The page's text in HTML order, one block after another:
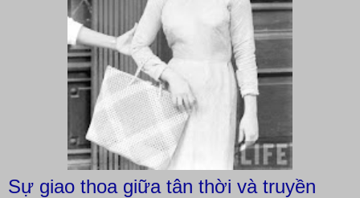
Sự giao thoa giữa tân thời và truyền